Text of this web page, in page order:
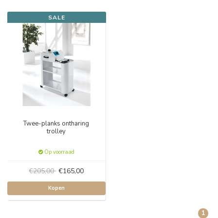
SALE
Twee-planks ontharing
trolley
Op voorraad
€205,00 €165,00
Kopen
1